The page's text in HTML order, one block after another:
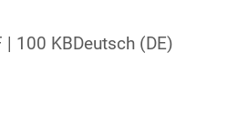
Deutsch (DE)
| 100 KB